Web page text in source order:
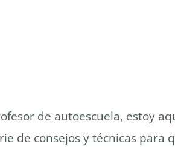
de autoescuela, estoy
de consejos y técnicas para